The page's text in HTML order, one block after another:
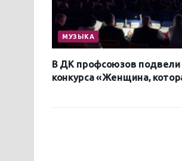
МУЗЫКА
В ДК профсоюзов подвели
конкурса «Женщина,